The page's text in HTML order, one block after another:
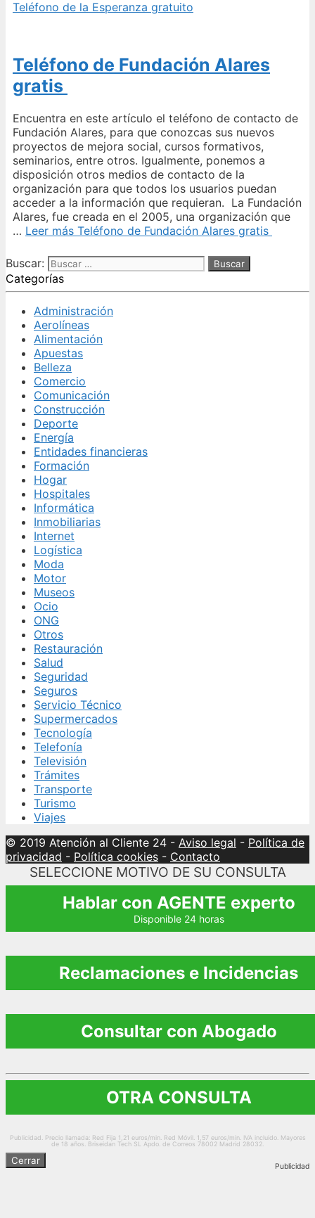
Teléfono de la Esperanza gratuito
Teléfono de Fundación Alares
gratis
Encuentra en este artículo el teléfono de contacto de
Fundación Alares, para que conozcas sus nuevos
proyectos de mejora social, cursos formativos,
seminarios, entre otros. Igualmente, ponemos a
disposición otros medios de contacto de la
organización para que todos los usuarios puedan
acceder a la información que requieran. La Fundación
Alares, fue creada en el 2005, una organización que
… Leer más Teléfono de Fundación Alares gratis
Buscar:
Categorías
Administración
Aerolíneas
Alimentación
Apuestas
Belleza
Comercio
Comunicación
Construcción
Deporte
Energía
Entidades financieras
Formación
Hogar
Hospitales
Informática
Inmobiliarias
Internet
Logística
Moda
Motor
Museos
Ocio
ONG
Otros
Restauración
Salud
Seguridad
Seguros
Servicio Técnico
Supermercados
Tecnología
Telefonía
Televisión
Trámites
Transporte
Turismo
Viajes
© 2019 Atención al Cliente 24 - Aviso legal - Política de
privacidad - Política cookies - Contacto
SELECCIONE MOTIVO DE SU CONSULTA
Hablar con AGENTE experto
Disponible 24 horas
Reclamaciones e Incidencias
Consultar con Abogado
OTRA CONSULTA
Publicidad. Precio llamada: Red Fija 1,21 euros/min. Red Móvil. 1,57 euros/min. IVA incluido. Mayores
de 18 años. Briseidan Tech SL Apdo. de Correos 78002 Madrid 28032.
Publicidad
Cerrar